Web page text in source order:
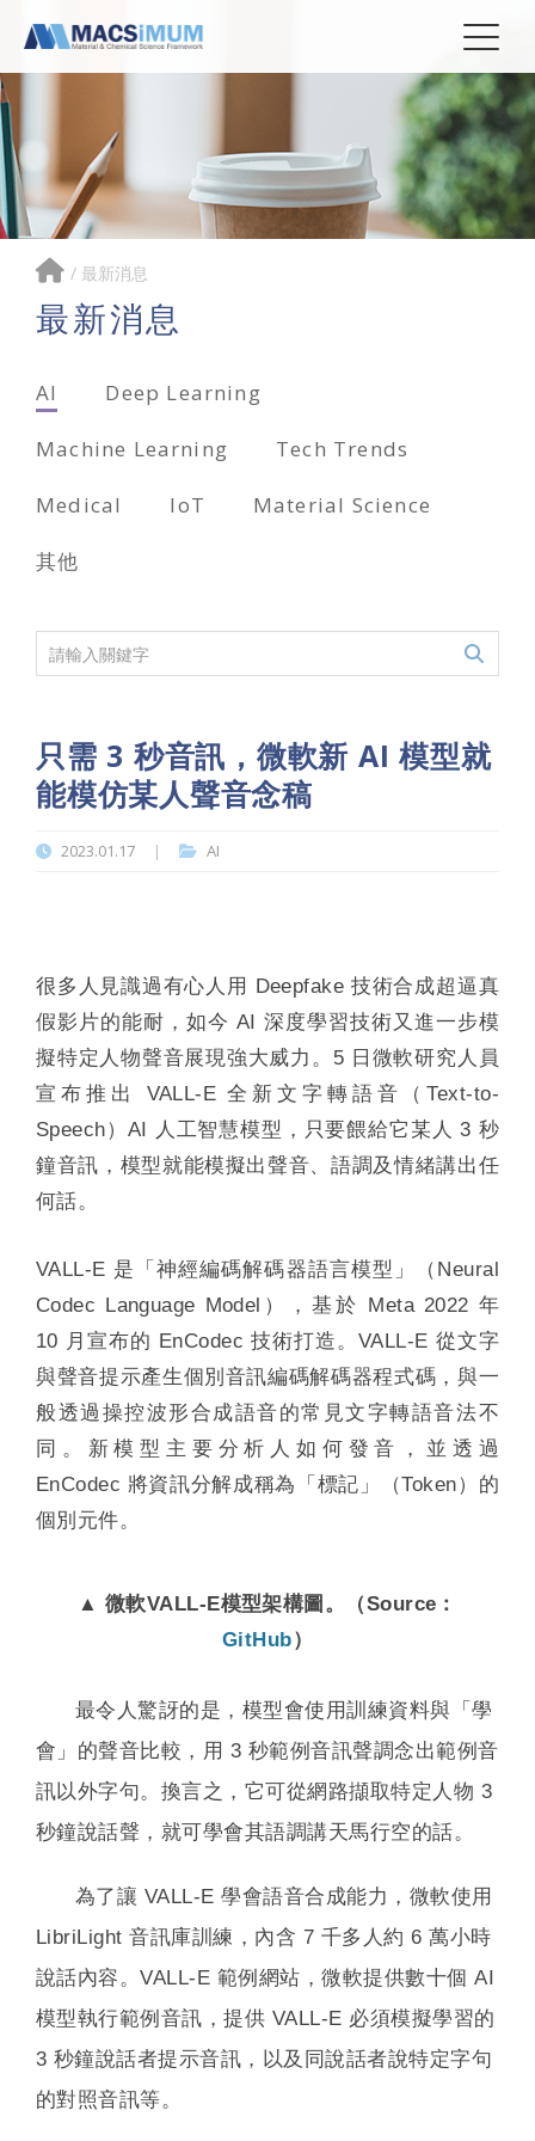
/ 最新消息
最新消息
AI Deep Learning
Machine Learning Tech Trends
Medical IoT Material Science
其他
只需 3 秒音訊，微軟新 AI 模型就
能模仿某人聲音念稿
2023.01.17 | AI
很多人見識過有心人用 Deepfake 技術合成超逼真
假影片的能耐，如今 AI 深度學習技術又進一步模
擬特定人物聲音展現強大威力。5 日微軟研究人員
宣布推出 VALL-E 全新文字轉語音（Text-to-
Speech）AI 人工智慧模型，只要餵給它某人 3 秒
鐘音訊，模型就能模擬出聲音、語調及情緒講出任
何話。
VALL-E 是「神經編碼解碼器語言模型」（Neural
Codec Language Model），基於 Meta 2022 年
10 月宣布的 EnCodec 技術打造。VALL-E 從文字
與聲音提示產生個別音訊編碼解碼器程式碼，與一
般透過操控波形合成語音的常見文字轉語音法不
同。新模型主要分析人如何發音，並透過
EnCodec 將資訊分解成稱為「標記」（Token）的
個別元件。
▲ 微軟VALL-E模型架構圖。（Source：
GitHub）
最令人驚訝的是，模型會使用訓練資料與「學
會」的聲音比較，用 3 秒範例音訊聲調念出範例音
訊以外字句。換言之，它可從網路擷取特定人物 3
秒鐘說話聲，就可學會其語調講天馬行空的話。
為了讓 VALL-E 學會語音合成能力，微軟使用
LibriLight 音訊庫訓練，內含 7 千多人約 6 萬小時
說話內容。VALL-E 範例網站，微軟提供數十個 AI
模型執行範例音訊，提供 VALL-E 必須模擬學習的
3 秒鐘說話者提示音訊，以及同說話者說特定字句
的對照音訊等。